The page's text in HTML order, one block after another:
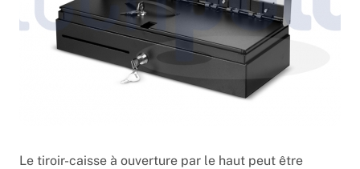
Le tiroir-caisse à ouverture par le haut peut être